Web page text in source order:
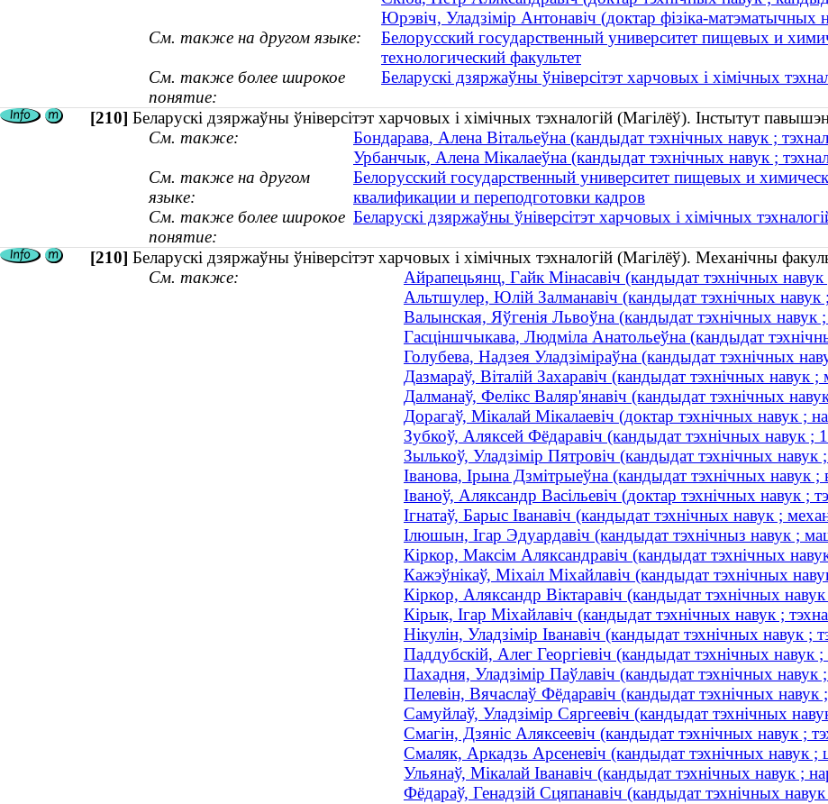
Юрэвіч, Уладзімір Антонавіч (доктар фізіка-матэматычных
См. также на другом языке:
Белорусский государственный университет пищевых и
технологический факультет
См. также более широкое
понятие:
Беларускі дзяржаўны ўніверсітэт харчовых і хімічных
[210] Беларускі дзяржаўны ўніверсітэт харчовых і хімічных тэхналогій (Магілёў). Інстытут
См. также:
Бондарава, Алена Вітальеўна (кандыдат тэхнічных навук ;
Урбанчык, Алена Мікалаеўна (кандыдат тэхнічных навук ;
См. также на другом
языке:
Белорусский государственный университет пищевых и
квалификации и переподготовки кадров
См. также более широкое
понятие:
Беларускі дзяржаўны ўніверсітэт харчовых і хімічных
[210] Беларускі дзяржаўны ўніверсітэт харчовых і хімічных тэхналогій (Магілёў). Механічны
См. также:
Айрапецьянц, Гайк Мінасавіч (кандыдат тэхнічных навук
Альтшулер, Юлій Залманавіч (кандыдат тэхнічных навук
Валынская, Яўгенія Львоўна (кандыдат тэхнічных навук
Гасціншчыкава, Людміла Анатольеўна (кандыдат
Голубева, Надзея Уладзіміраўна (кандыдат тэхнічных
Дазмараў, Віталій Захаравіч (кандыдат тэхнічных
Далманаў, Фелікс Валяр'янавіч (кандыдат тэхнічных
Дорагаў, Мікалай Мікалаевіч (доктар тэхнічных навук ;
Зубкоў, Аляксей Фёдаравіч (кандыдат тэхнічных навук
Зылькоў, Уладзімір Пятровіч (кандыдат тэхнічных
Іванова, Ірына Дзмітрыеўна (кандыдат тэхнічных навук ;
Іваноў, Аляксандр Васільевіч (доктар тэхнічных навук ;
Ігнатаў, Барыс Іванавіч (кандыдат тэхнічных навук ;
Ілюшын, Ігар Эдуардавіч (кандыдат тэхнічныз навук ;
Кiркор, Максiм Аляксандравiч (кандыдат тэхнічных
Кажэўнікаў, Міхаіл Міхайлавіч (кандыдат тэхнічных
Кіркор, Аляксандр Віктаравіч (кандыдат тэхнічных
Кірык, Ігар Міхайлавіч (кандыдат тэхнічных навук ;
Нікулін, Уладзімір Іванавіч (кандыдат тэхнічных навук
Паддубскій, Алег Георгіевіч (кандыдат тэхнічных навук
Пахадня, Уладзімір Паўлавіч (кандыдат тэхнічных навук
Пелевін, Вячаслаў Фёдаравіч (кандыдат тэхнічных
Самуйлаў, Уладзімір Сяргеевіч (кандыдат тэхнічных
Смагiн, Дзянiс Аляксеевiч (кандыдат тэхнічных навук ;
Смаляк, Аркадзь Арсеневіч (кандыдат тэхнічных навук ;
Ульянаў, Мікалай Іванавіч (кандыдат тэхнічных навук ;
Фёдараў, Генадзій Сцяпанавіч (кандыдат тэхнічных